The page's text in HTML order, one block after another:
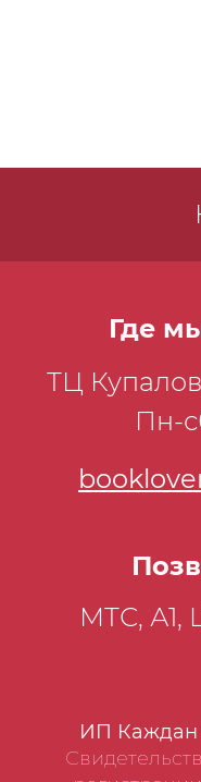
ИП Каждан
Где
ТЦ
Пн-
МТС, А1,